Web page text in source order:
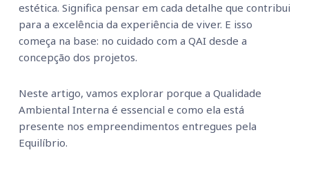
estética. Significa pensar em cada detalhe que contribui
para a excelência da experiência de viver. E isso
começa na base: no cuidado com a QAI desde a
concepção dos projetos.
Neste artigo, vamos explorar porque a Qualidade
Ambiental Interna é essencial e como ela está
presente nos empreendimentos entregues pela
Equilíbrio.